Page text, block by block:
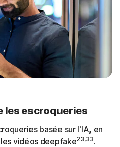
les escroqueries
basée sur l'IA, en
vidéos deepfake23,33.